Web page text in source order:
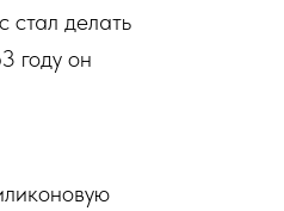
стал делать
году он